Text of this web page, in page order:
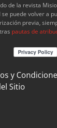
de la revista
puede volver a
previa,
pautas de
y
Sitio